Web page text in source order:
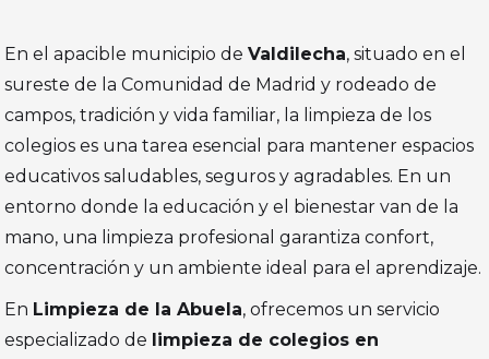
En el apacible municipio deValdilecha, situado en el
sureste de la Comunidad de Madrid y rodeado de
campos, tradición y vida familiar, la limpieza de los
colegios es una tarea esencial para mantener espacios
educativos saludables, seguros y agradables. En un
entorno donde la educación y el bienestar van de la
mano, una limpieza profesional garantiza confort,
concentración y un ambiente ideal para el aprendizaje.
En Limpieza de la Abuela, ofrecemos un servicio
especializado de limpieza de colegios en